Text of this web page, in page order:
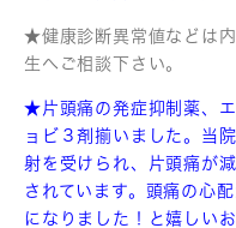
★健康診断異常値などは
生へご相談下さい。
★片頭痛の発症抑制薬、
ョビ３剤揃いました。 当
射を受けられ、片頭痛が
されています。頭痛の心
になりました！と嬉しい